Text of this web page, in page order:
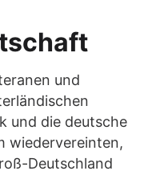
und
und die deutsche
wiedervereinten,
Deutschland